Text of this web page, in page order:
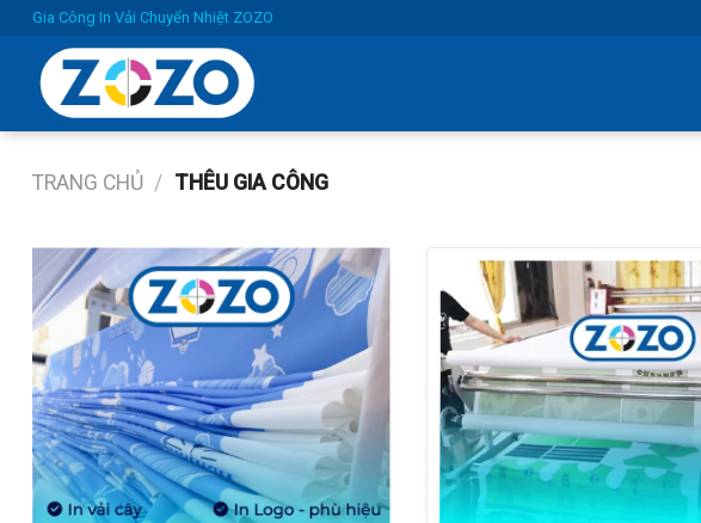
content
Gia Công In Vải Chuyển Nhiệt ZOZO
TRANG CHỦ / THÊU GIA CÔNG